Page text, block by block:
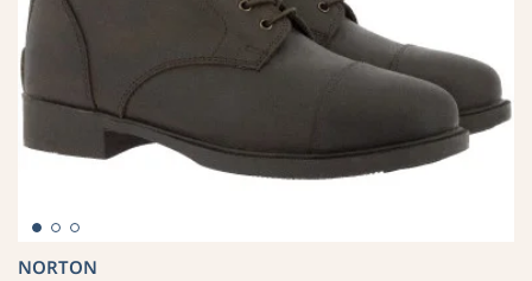
NORTON